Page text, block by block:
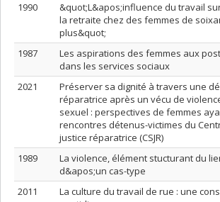
1990
&quot;L&apos;influence du travail
la retraite chez des femmes de
plus&quot;
1987
Les aspirations des femmes aux
dans les services sociaux
2021
Préserver sa dignité à travers une
réparatrice après un vécu de
sexuel : perspectives de femmes
rencontres détenus-victimes du
justice réparatrice (CSJR)
1989
La violence, élément stucturant du
d&apos;un cas-type
2011
La culture du travail de rue : une